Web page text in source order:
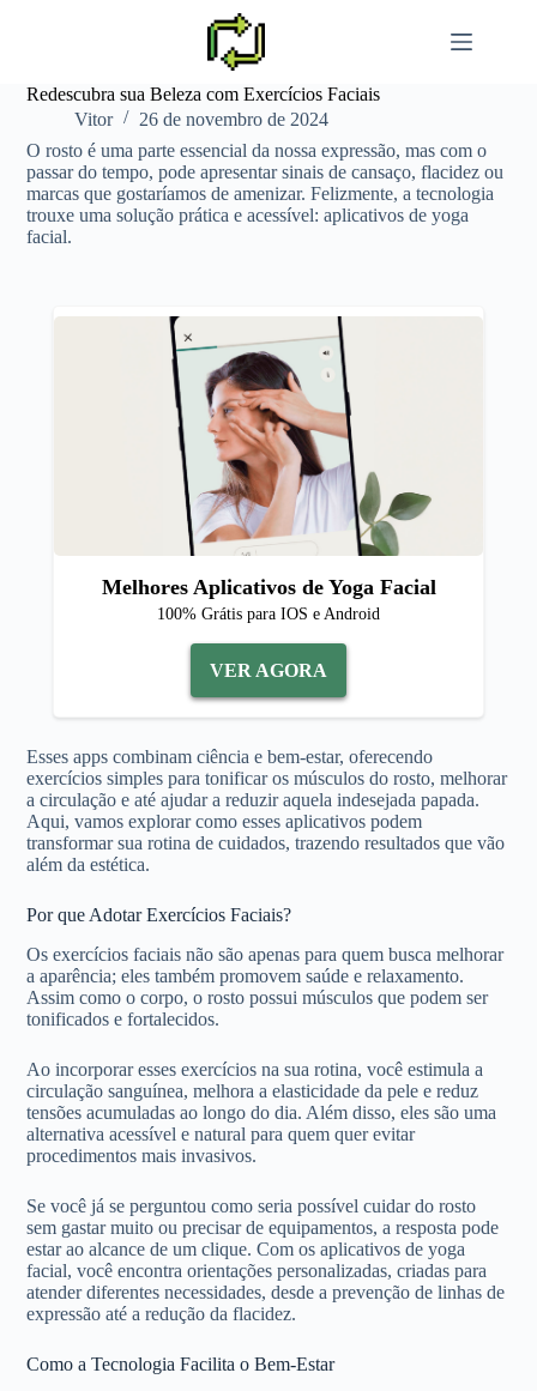
Redescubra sua Beleza com Exercícios Faciais
Vitor
26 de novembro de 2024
O rosto é uma parte essencial da nossa expressão, mas com o
passar do tempo, pode apresentar sinais de cansaço, flacidez ou
marcas que gostaríamos de amenizar. Felizmente, a tecnologia
trouxe uma solução prática e acessível: aplicativos de yoga
facial.
Melhores Aplicativos de Yoga Facial
100% Grátis para IOS e Android
VER AGORA
Esses apps combinam ciência e bem-estar, oferecendo
exercícios simples para tonificar os músculos do rosto, melhorar
a circulação e até ajudar a reduzir aquela indesejada papada.
Aqui, vamos explorar como esses aplicativos podem
transformar sua rotina de cuidados, trazendo resultados que vão
além da estética.
Por que Adotar Exercícios Faciais?
Os exercícios faciais não são apenas para quem busca melhorar
a aparência; eles também promovem saúde e relaxamento.
Assim como o corpo, o rosto possui músculos que podem ser
tonificados e fortalecidos.
Ao incorporar esses exercícios na sua rotina, você estimula a
circulação sanguínea, melhora a elasticidade da pele e reduz
tensões acumuladas ao longo do dia. Além disso, eles são uma
alternativa acessível e natural para quem quer evitar
procedimentos mais invasivos.
Se você já se perguntou como seria possível cuidar do rosto
sem gastar muito ou precisar de equipamentos, a resposta pode
estar ao alcance de um clique. Com os aplicativos de yoga
facial, você encontra orientações personalizadas, criadas para
atender diferentes necessidades, desde a prevenção de linhas de
expressão até a redução da flacidez.
Como a Tecnologia Facilita o Bem-Estar